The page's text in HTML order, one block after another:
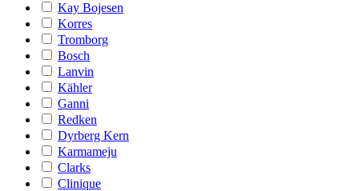
Kay Bojesen
Korres
Tromborg
Bosch
Lanvin
Kähler
Ganni
Redken
Dyrberg Kern
Karmameju
Clarks
Clinique